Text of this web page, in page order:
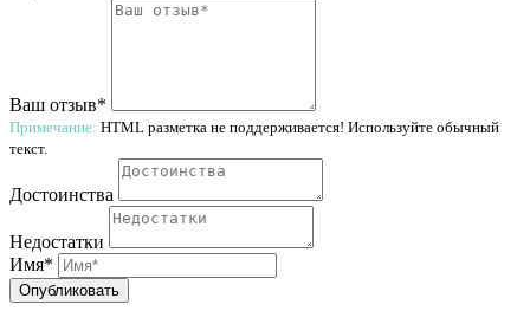
Ваш отзыв*
Примечание: HTML разметка не поддерживается! Используйте обычный
текст.
Достоинства
Недостатки
Имя*
Опубликовать